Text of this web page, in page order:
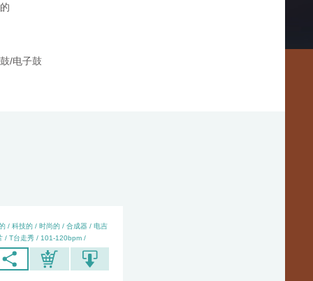
/电子鼓
/ 科技的 / 时尚的 / 合成器 / 电吉
/ T台走秀 / 101-120bpm /